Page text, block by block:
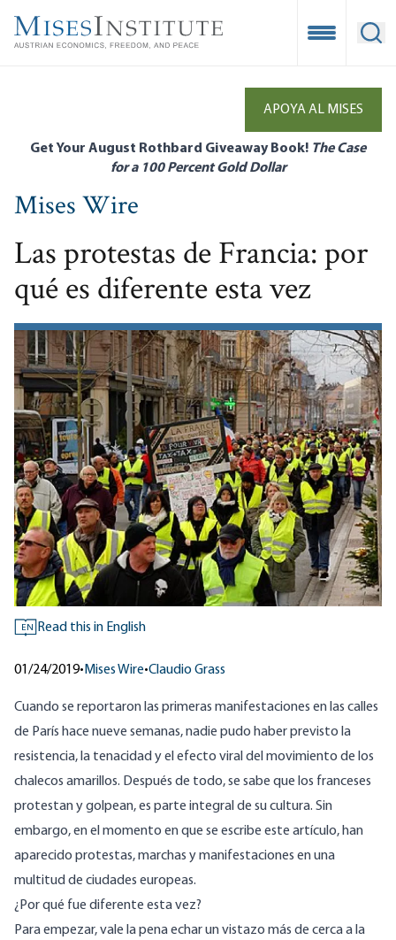
main
Open
APOYA AL MISES
Get Your August Rothbard Giveaway Book! The Case
for a 100 Percent Gold Dollar
Mises Wire
Las protestas de Francia: por
qué es diferente esta vez
EN Read this in English
01/24/2019• Mises Wire•Claudio Grass
Cuando se reportaron las primeras manifestaciones en las calles
de París hace nueve semanas, nadie pudo haber previsto la
resistencia, la tenacidad y el efecto viral del movimiento de los
chalecos amarillos. Después de todo, se sabe que los franceses
protestan y golpean, es parte integral de su cultura. Sin
embargo, en el momento en que se escribe este artículo, han
aparecido protestas, marchas y manifestaciones en una
multitud de ciudades europeas.
¿Por qué fue diferente esta vez?
Para empezar, vale la pena echar un vistazo más de cerca a la